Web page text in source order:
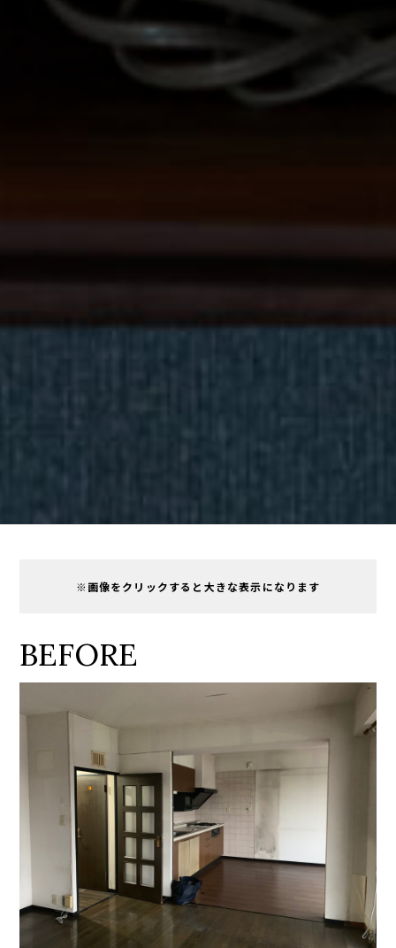
※画像をクリックすると大きな表示になります
BEFORE